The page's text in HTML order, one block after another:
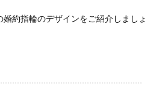
約指輪のデザインをご紹介しましょ